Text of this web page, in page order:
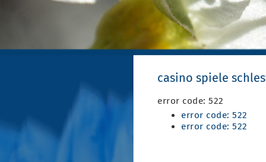
casino spiele
error code: 522
error code: 522
error code: 522